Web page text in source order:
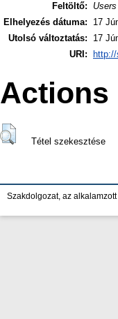
Feltöltő:
Elhelyezés dátuma:
17
Utolsó változtatás:
17
URI:
Actions
Tétel szekesztése
Szakdolgozat, az alkalamzott